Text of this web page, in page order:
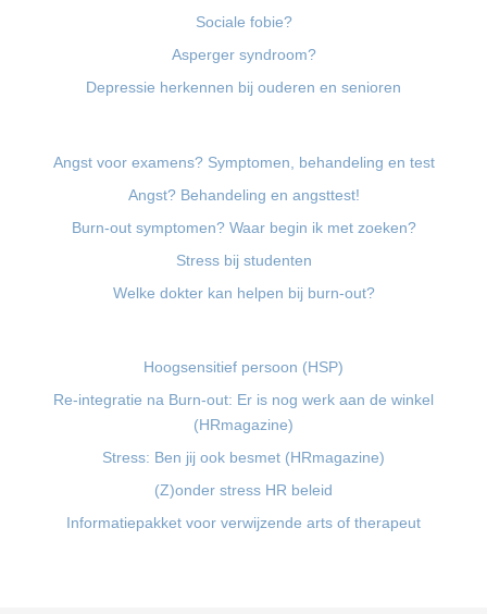
Hoogsensitief persoon (HSP)
Re-integratie na Burn-out: Er is nog werk aan de winkel
(HRmagazine)
Stress: Ben jij ook besmet (HRmagazine)
(Z)onder stress HR beleid
Informatiepakket voor verwijzende arts of therapeut
Angst voor examens? Symptomen, behandeling en test
Angst? Behandeling en angsttest!
Burn-out symptomen? Waar begin ik met zoeken?
Stress bij studenten
Welke dokter kan helpen bij burn-out?
Sociale fobie?
Asperger syndroom?
Depressie herkennen bij ouderen en senioren